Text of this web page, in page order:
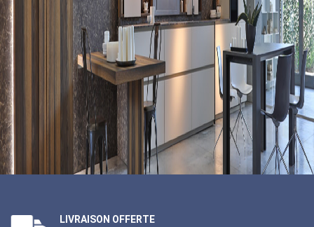
LIVRAISON OFFERTE